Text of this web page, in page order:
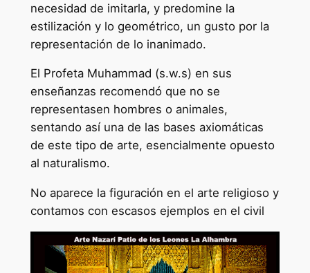
necesidad de imitarla, y predomine la
estilización y lo geométrico, un gusto por la
representación de lo inanimado.
El Profeta Muhammad (s.w.s) en sus
enseñanzas recomendó que no se
representasen hombres o animales,
sentando así una de las bases axiomáticas
de este tipo de arte, esencialmente opuesto
al naturalismo.
No aparece la figuración en el arte religioso y
contamos con escasos ejemplos en el civil